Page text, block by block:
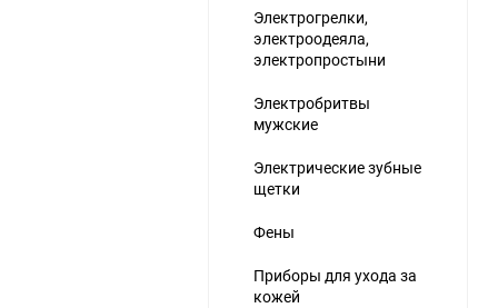
Электрогрелки,
электроодеяла,
электропростыни
Электробритвы
мужские
Электрические зубные
щетки
Фены
Приборы для ухода за
кожей